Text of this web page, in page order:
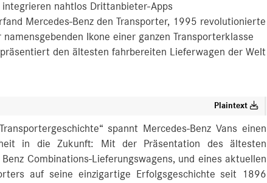
nahtlos Drittanbieter-Apps
Mercedes-Benz den Transporter, 1995 revolutionierte
Ikone einer ganzen Transporterklasse
den ältesten fahrbereiten Lieferwagen der Welt
Plaintext
spannt Mercedes‑Benz Vans einen
in die Zukunft: Mit der Präsentation des ältesten
Combinations-Lieferungswagens, und eines aktuellen
auf seine einzigartige Erfolgsgeschichte seit 1896